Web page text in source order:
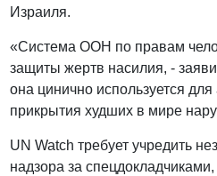
Израиля.
«Система ООН по правам
защиты жертв насилия, -
она цинично используется
прикрытия худших в мире
UN Watch требует учредить
надзора за